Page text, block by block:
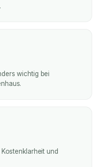
wichtig bei
und